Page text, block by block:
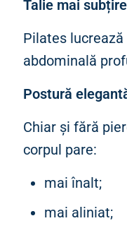
Talie mai subțire
Pilates
abdominală
Postură
Chiar și fără
corpul pare:
mai înalt;
mai aliniat;